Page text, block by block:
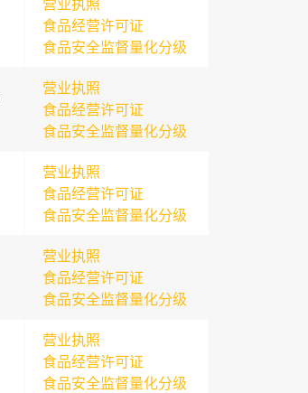
营业执照
食品经营许可证
食品安全监督量化分级
营业执照
食品经营许可证
食品安全监督量化分级
营业执照
食品经营许可证
食品安全监督量化分级
营业执照
食品经营许可证
食品安全监督量化分级
营业执照
食品经营许可证
食品安全监督量化分级